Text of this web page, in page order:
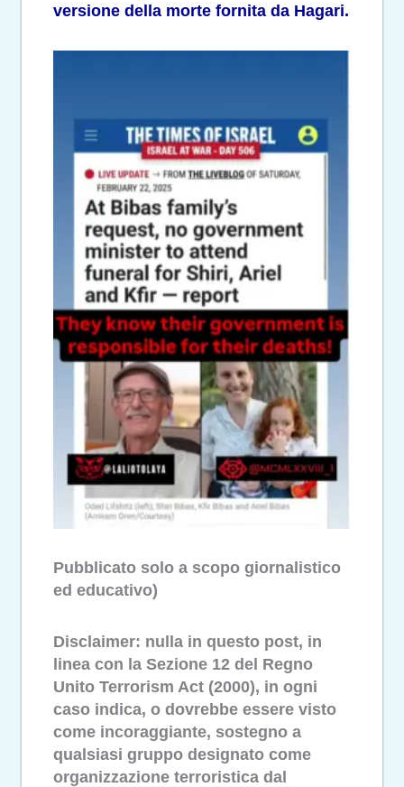
versione della morte fornita da Hagari.
Pubblicato solo a scopo giornalistico
ed educativo)
Disclaimer: nulla in questo post, in
linea con la Sezione 12 del Regno
Unito Terrorism Act (2000), in ogni
caso indica, o dovrebbe essere visto
come incoraggiante, sostegno a
qualsiasi gruppo designato come
organizzazione terroristica dal